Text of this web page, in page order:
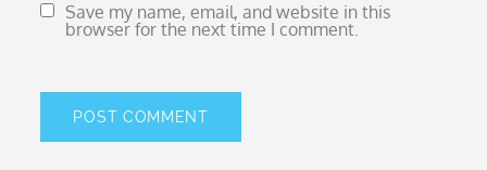
Save my name, email, and website in this
browser for the next time I comment.